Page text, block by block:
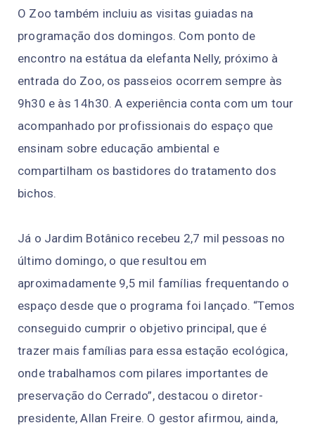
O Zoo também incluiu as visitas guiadas na
programação dos domingos. Com ponto de
encontro na estátua da elefanta Nelly, próximo à
entrada do Zoo, os passeios ocorrem sempre às
9h30 e às 14h30. A experiência conta com um tour
acompanhado por profissionais do espaço que
ensinam sobre educação ambiental e
compartilham os bastidores do tratamento dos
bichos.
Já o Jardim Botânico recebeu 2,7 mil pessoas no
último domingo, o que resultou em
aproximadamente 9,5 mil famílias frequentando o
espaço desde que o programa foi lançado. “Temos
conseguido cumprir o objetivo principal, que é
trazer mais famílias para essa estação ecológica,
onde trabalhamos com pilares importantes de
preservação do Cerrado”, destacou o diretor-
presidente, Allan Freire. O gestor afirmou, ainda,